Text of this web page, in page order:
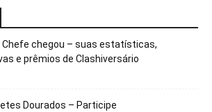
Chefe chegou – suas estatísticas,
e prêmios de Clashiversário
Dourados – Participe